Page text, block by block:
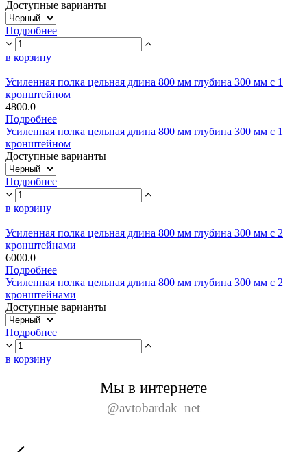
Доступные варианты
Подробнее
в корзину
Усиленная полка цельная длина 800 мм глубина 300 мм с 1
кронштейном
4800.0
Подробнее
Усиленная полка цельная длина 800 мм глубина 300 мм с 1
кронштейном
Доступные варианты
Подробнее
в корзину
Усиленная полка цельная длина 800 мм глубина 300 мм с 2
кронштейнами
6000.0
Подробнее
Усиленная полка цельная длина 800 мм глубина 300 мм с 2
кронштейнами
Доступные варианты
Подробнее
в корзину
Мы в интернете
@avtobardak_net